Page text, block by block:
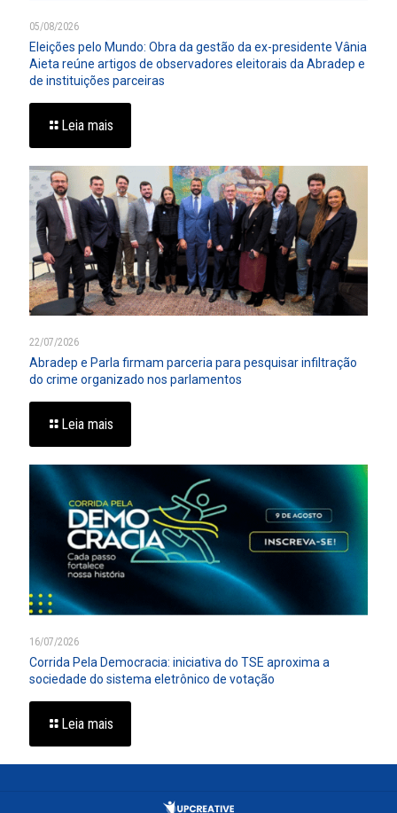
05/08/2026
Eleições pelo Mundo: Obra da gestão da ex-presidente Vânia
Aieta reúne artigos de observadores eleitorais da Abradep e
de instituições parceiras
Leia mais
22/07/2026
Abradep e Parla firmam parceria para pesquisar infiltração
do crime organizado nos parlamentos
Leia mais
16/07/2026
Corrida Pela Democracia: iniciativa do TSE aproxima a
sociedade do sistema eletrônico de votação
Leia mais